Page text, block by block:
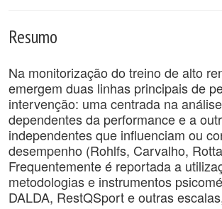
Resumo
Na monitorização do treino de alto
emergem duas linhas principais de
intervenção: uma centrada na
dependentes da performance e a
independentes que influenciam ou
desempenho (Rohlfs, Carvalho,
Frequentemente é reportada a
metodologias e instrumentos
DALDA, RestQSport e outras